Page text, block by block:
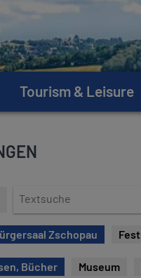
Tourism & Leisure
x
t
s
u
Zschopau Fest
Bücher Museum